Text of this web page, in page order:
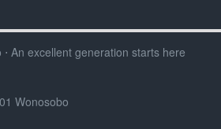
An excellent generation starts here
Wonosobo